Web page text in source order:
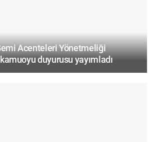
Acenteleri Yönetmeliği
duyurusu yayımladı